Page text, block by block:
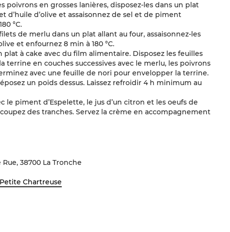
poivrons en grosses lanières, disposez-les dans un plat
d’huile d’olive et assaisonnez de sel et de piment
°C.
de merlu dans un plat allant au four, assaisonnez-les
et enfournez 8 min à 180 °C.
plat à cake avec du film alimentaire. Disposez les feuilles
terrine en couches successives avec le merlu, les poivrons
avec une feuille de nori pour envelopper la terrine.
un poids dessus. Laissez refroidir 4 h minimum au
le piment d’Espelette, le jus d’un citron et les oeufs de
des tranches. Servez la crème en accompagnement
38700 La Tronche
Chartreuse